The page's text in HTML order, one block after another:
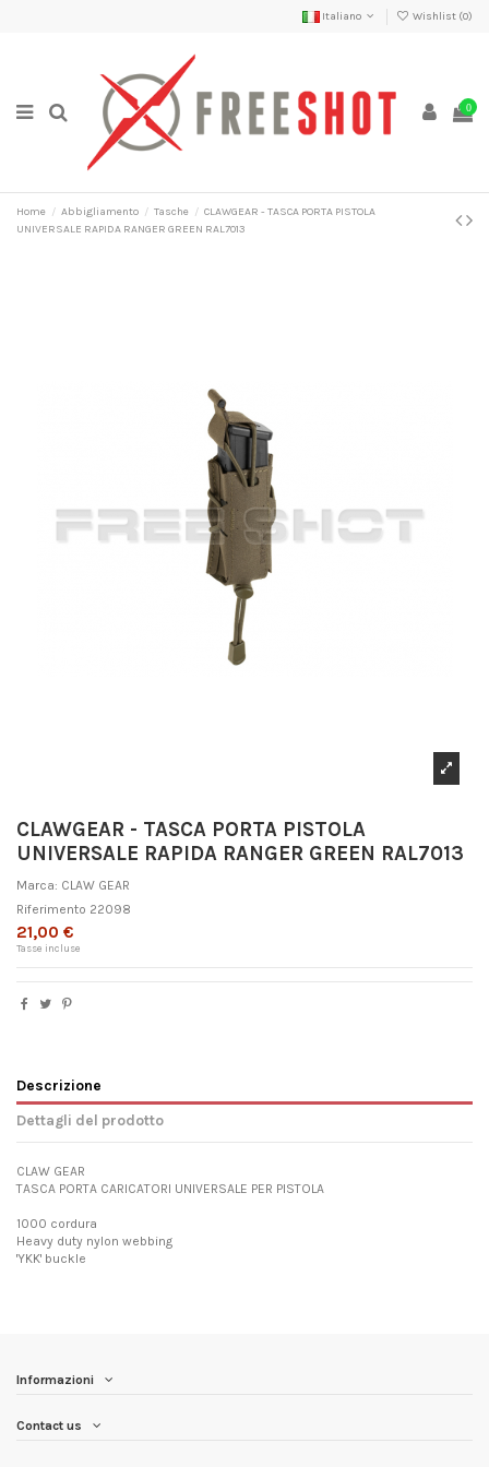
Italiano Wishlist (0)
0
Home Abbigliamento Tasche
CLAWGEAR - TASCA PORTA PISTOLA
UNIVERSALE RAPIDA RANGER GREEN RAL7013
CLAWGEAR - TASCA PORTA PISTOLA
UNIVERSALE RAPIDA RANGER GREEN RAL7013
Marca: CLAW GEAR
Riferimento 22098
21,00 €
Tasse incluse
Descrizione
Dettagli del prodotto
CLAW GEAR
TASCA PORTA CARICATORI UNIVERSALE PER PISTOLA
1000 cordura
Heavy duty nylon webbing
'YKK' buckle
Informazioni
Contact us